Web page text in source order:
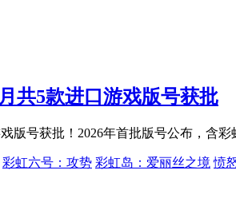
共5款进口游戏版号获批
版号获批！2026年首批版号公布，含
彩虹六号：攻势 彩虹岛：爱丽丝之境 愤